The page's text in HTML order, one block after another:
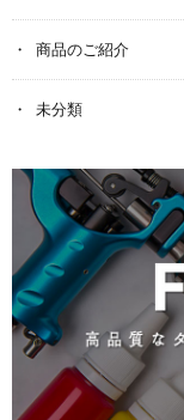
商品のご紹介
未分類